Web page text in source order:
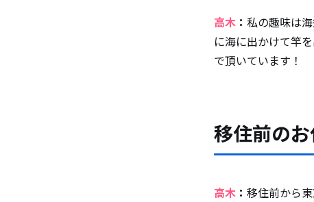
高木 ： 私の趣味は
に海に出かけて竿
で頂いています！
移住前の
高木 ： 移住前から